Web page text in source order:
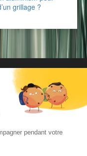
grillage ?